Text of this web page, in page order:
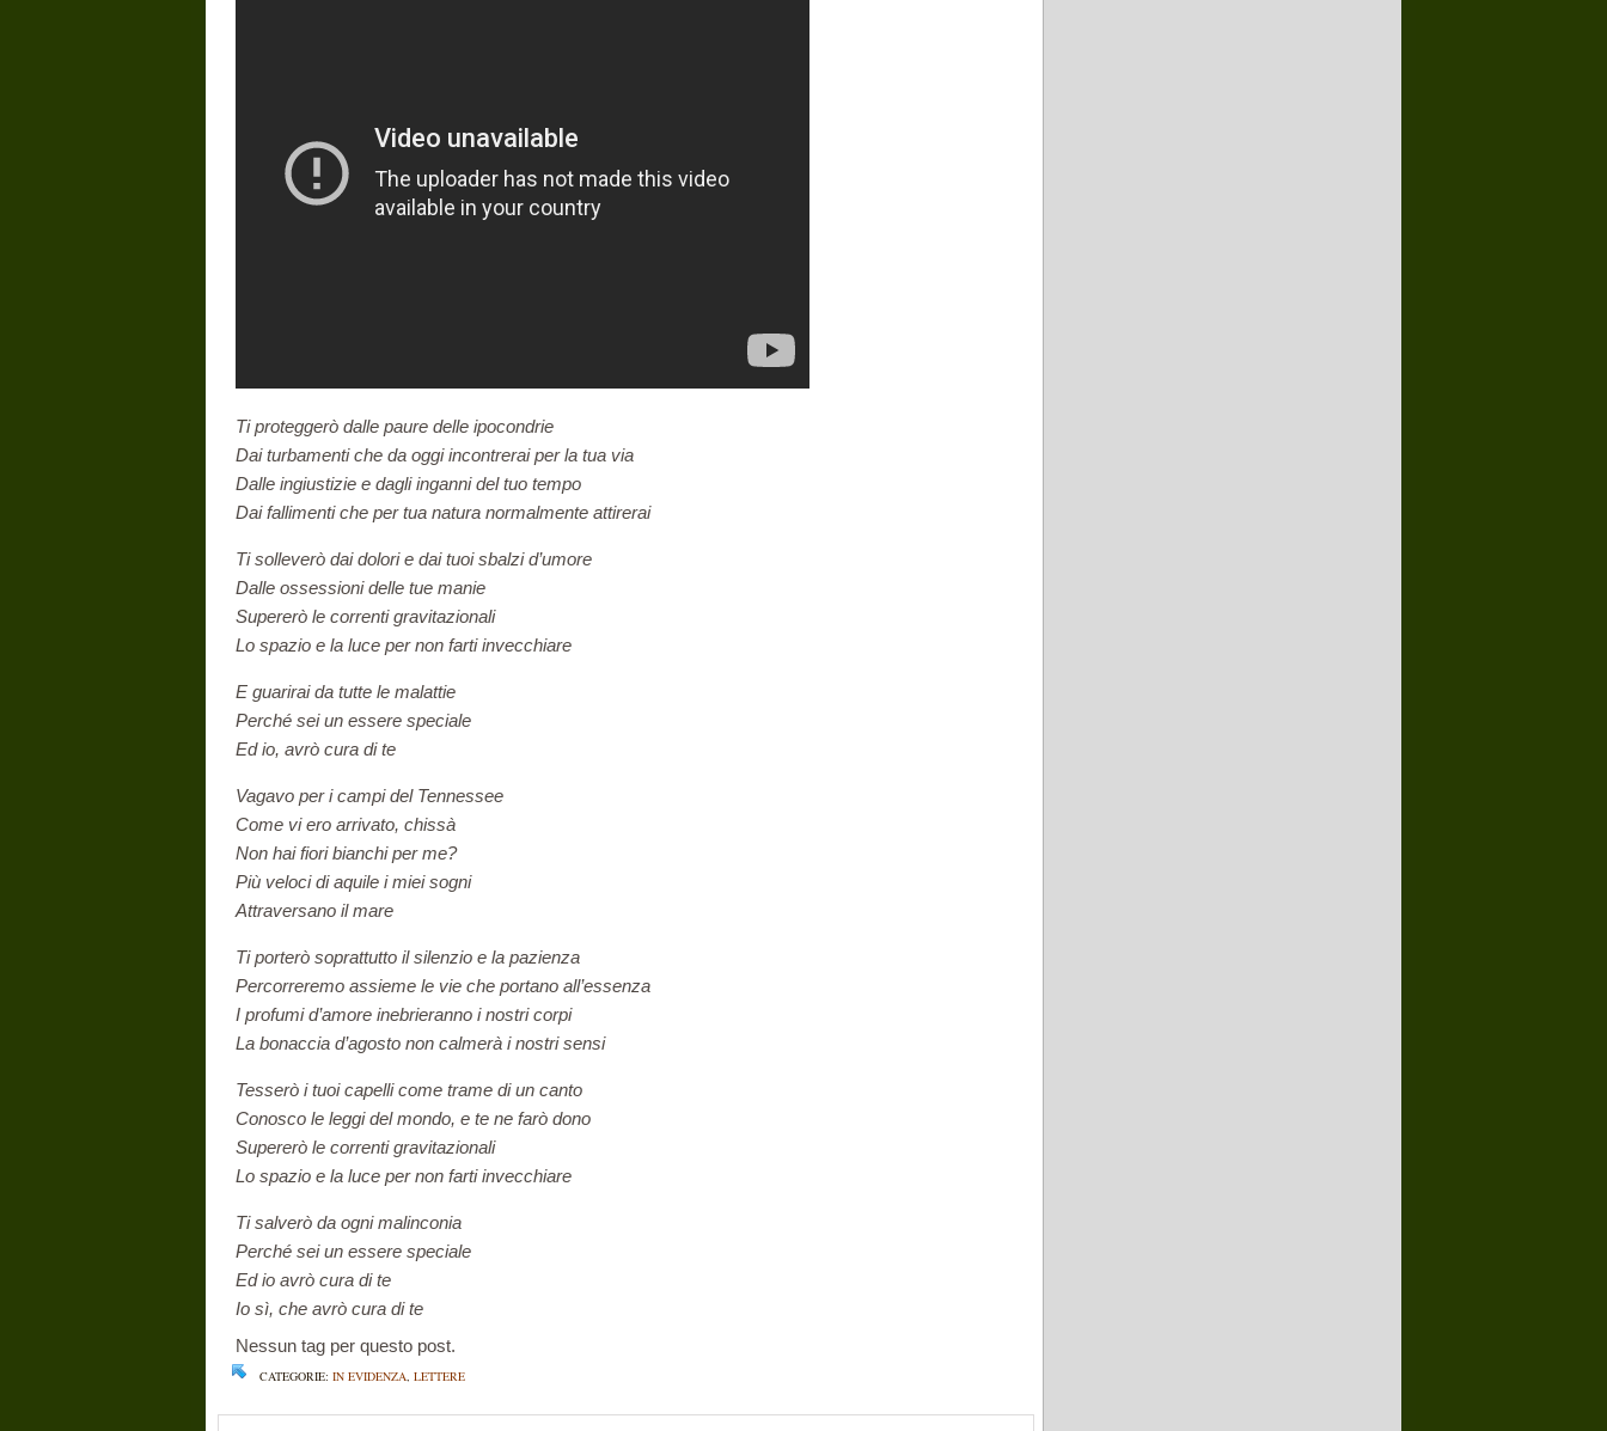
Ti proteggerò dalle paure delle ipocondrie
Dai turbamenti che da oggi incontrerai per la tua via
Dalle ingiustizie e dagli inganni del tuo tempo
Dai fallimenti che per tua natura normalmente attirerai
Ti solleverò dai dolori e dai tuoi sbalzi d’umore
Dalle ossessioni delle tue manie
Supererò le correnti gravitazionali
Lo spazio e la luce per non farti invecchiare
E guarirai da tutte le malattie
Perché sei un essere speciale
Ed io, avrò cura di te
Vagavo per i campi del Tennessee
Come vi ero arrivato, chissà
Non hai fiori bianchi per me?
Più veloci di aquile i miei sogni
Attraversano il mare
Ti porterò soprattutto il silenzio e la pazienza
Percorreremo assieme le vie che portano all’essenza
I profumi d’amore inebrieranno i nostri corpi
La bonaccia d’agosto non calmerà i nostri sensi
Tesserò i tuoi capelli come trame di un canto
Conosco le leggi del mondo, e te ne farò dono
Supererò le correnti gravitazionali
Lo spazio e la luce per non farti invecchiare
Ti salverò da ogni malinconia
Perché sei un essere speciale
Ed io avrò cura di te
Io sì, che avrò cura di te
Nessun tag per questo post.
CATEGORIE: IN EVIDENZA, LETTERE